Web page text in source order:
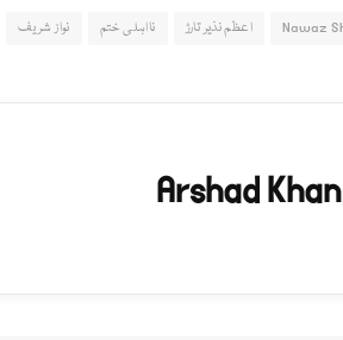
Nawaz اعظم نذیر تارڑ نااہلی ختم نواز شریف
Arshad Khan